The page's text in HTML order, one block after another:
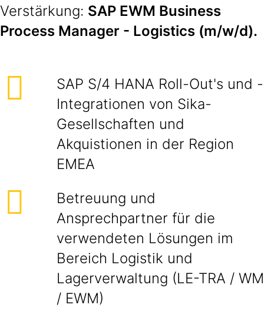
Verstärkung: SAP EWM Business
Process Manager - Logistics (m/w/d).
SAP S/4 HANA Roll-Out's und -
Integrationen von Sika-
Gesellschaften und
Akquistionen in der Region
EMEA
Betreuung und
Ansprechpartner für die
verwendeten Lösungen im
Bereich Logistik und
Lagerverwaltung (LE-TRA / WM
/ EWM)